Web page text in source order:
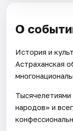
О
История и
Астраханская
народов» и